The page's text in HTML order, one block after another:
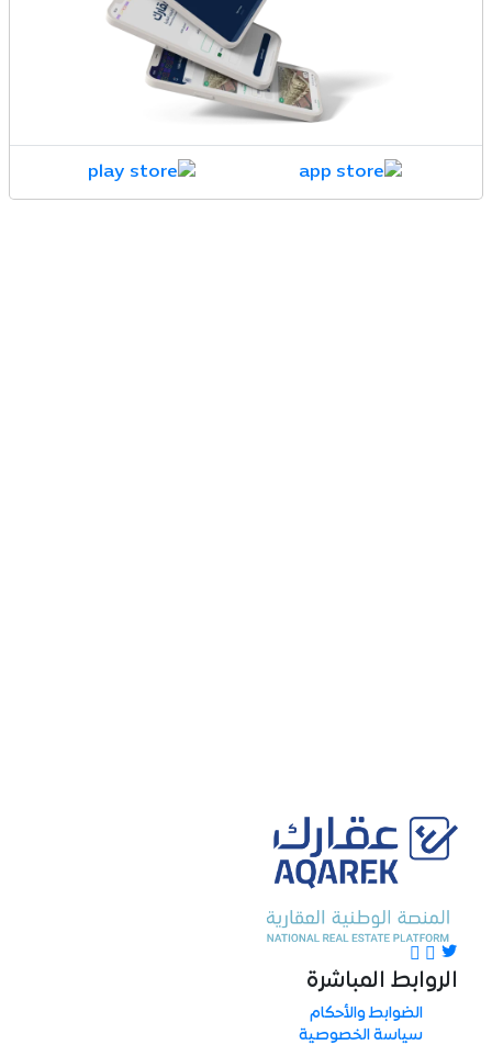
بيع الفلل والشقق الجاهزة
الخدمات العقارية
الروابط المباشرة
الضوابط والأحكام
سياسة الخصوصية